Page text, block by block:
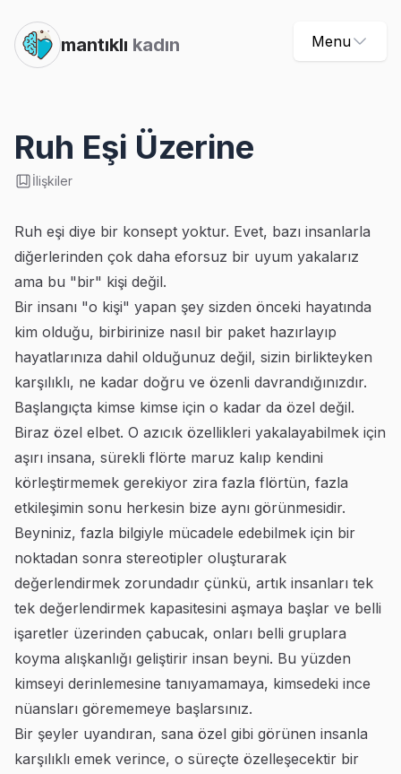
mantıklı kadın Menu
Ruh Eşi Üzerine
İlişkiler
Ruh eşi diye bir konsept yoktur. Evet, bazı insanlarla
diğerlerinden çok daha eforsuz bir uyum yakalarız
ama bu "bir" kişi değil.
Bir insanı "o kişi" yapan şey sizden önceki hayatında
kim olduğu, birbirinize nasıl bir paket hazırlayıp
hayatlarınıza dahil olduğunuz değil, sizin birlikteyken
karşılıklı, ne kadar doğru ve özenli davrandığınızdır.
Başlangıçta kimse kimse için o kadar da özel değil.
Biraz özel elbet. O azıcık özellikleri yakalayabilmek için
aşırı insana, sürekli flörte maruz kalıp kendini
körleştirmemek gerekiyor zira fazla flörtün, fazla
etkileşimin sonu herkesin bize aynı görünmesidir.
Beyniniz, fazla bilgiyle mücadele edebilmek için bir
noktadan sonra stereotipler oluşturarak
değerlendirmek zorundadır çünkü, artık insanları tek
tek değerlendirmek kapasitesini aşmaya başlar ve belli
işaretler üzerinden çabucak, onları belli gruplara
koyma alışkanlığı geliştirir insan beyni. Bu yüzden
kimseyi derinlemesine tanıyamamaya, kimsedeki ince
nüansları görememeye başlarsınız.
Bir şeyler uyandıran, sana özel gibi görünen insanla
karşılıklı emek verince, o süreçte özelleşecektir bir